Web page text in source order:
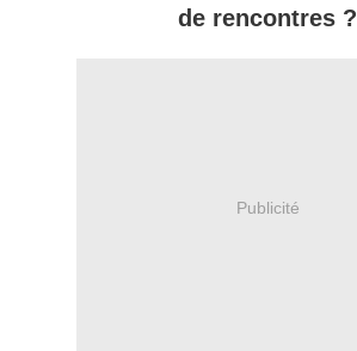
de rencontres ?
Publicité